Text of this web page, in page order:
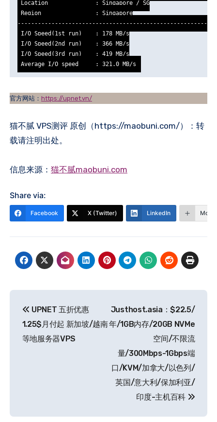
Location              : Singapore / SG
Region                : Singapore
I/O Speed(1st run)    : 178 MB/s
I/O Speed(2nd run)    : 366 MB/s
I/O Speed(3rd run)    : 419 MB/s
Average I/O speed     : 321.0 MB/s
官方网站： https://upnet.vn/
猫不腻 VPS测评 原创（https://maobuni.com/）：转
载请注明出处。
信息来源： 猫不腻maobuni.com
Share via:
Facebook X (Twitter) LinkedIn More
章
导
UPNET 五折优惠
1.25$月付起 新加坡/越南
等地服务器VPS
Justhost.asia：$22.5/
年/1GB内存/20GB NVMe
空间/不限流
量/300Mbps-1Gbps端
口/KVM/加拿大/以色列/
英国/意大利/保加利亚/
印度-主机百科